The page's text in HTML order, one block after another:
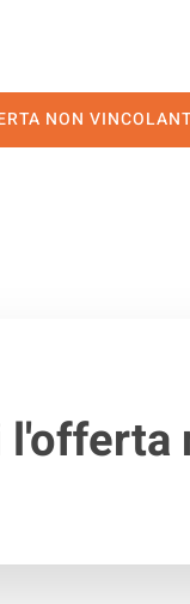
NON
l'offerta